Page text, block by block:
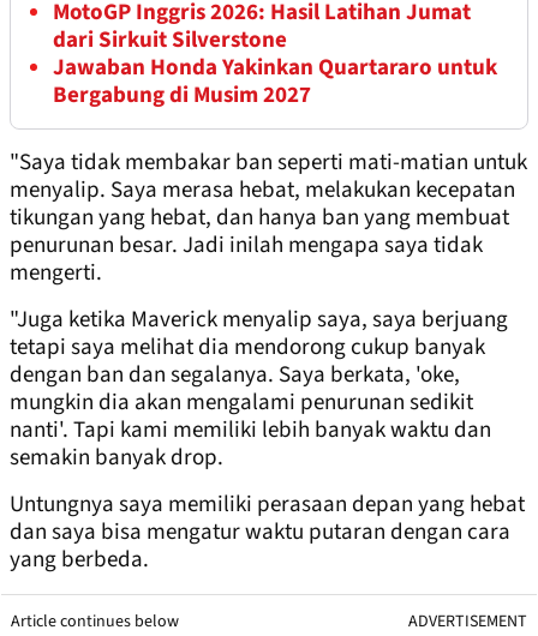
MotoGP Inggris 2026: Hasil Latihan Jumat
dari Sirkuit Silverstone
Jawaban Honda Yakinkan Quartararo untuk
Bergabung di Musim 2027
"Saya tidak membakar ban seperti mati-matian untuk
menyalip. Saya merasa hebat, melakukan kecepatan
tikungan yang hebat, dan hanya ban yang membuat
penurunan besar. Jadi inilah mengapa saya tidak
mengerti.
"Juga ketika Maverick menyalip saya, saya berjuang
tetapi saya melihat dia mendorong cukup banyak
dengan ban dan segalanya. Saya berkata, 'oke,
mungkin dia akan mengalami penurunan sedikit
nanti'. Tapi kami memiliki lebih banyak waktu dan
semakin banyak drop.
Untungnya saya memiliki perasaan depan yang hebat
dan saya bisa mengatur waktu putaran dengan cara
yang berbeda.
Article continues below ADVERTISEMENT